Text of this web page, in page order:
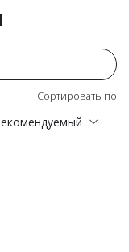
Сортировать по